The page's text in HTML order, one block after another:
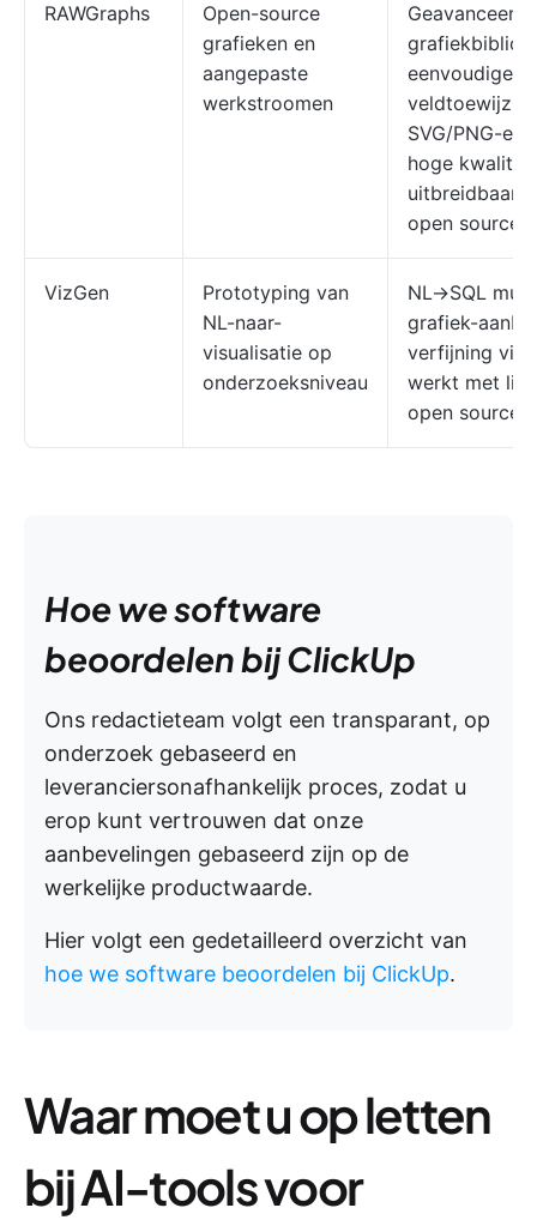
RAWGraphs
Open-source
grafieken en
aangepaste
werkstroomen
Geavanceerde
eenvoudige
SVG/PNG-
hoge
open source
VizGen
Prototyping van
NL-naar-
visualisatie op
onderzoeksniveau
NL→SQL
grafiek-
verfijning via
werkt met
open source
Hoe we software
beoordelen bij ClickUp
Ons redactieteam volgt een transparant, op
onderzoek gebaseerd en
leveranciersonafhankelijk proces, zodat u
erop kunt vertrouwen dat onze
aanbevelingen gebaseerd zijn op de
werkelijke productwaarde.
Hier volgt een gedetailleerd overzicht van
hoe we software beoordelen bij ClickUp.
Waar moet u op letten
bij AI-tools voor